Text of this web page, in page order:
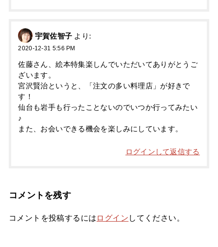
宇賀佐智子 より:
2020-12-31 5:56 PM
佐藤さん、絵本特集楽しんでいただいてありがとうご
ざいます。
宮沢賢治というと、「注文の多い料理店」が好きで
す！
仙台も岩手も行ったことないのでいつか行ってみたい
♪
また、お会いできる機会を楽しみにしています。
ログインして返信する
コメントを残す
コメントを投稿するには ログイン してください。